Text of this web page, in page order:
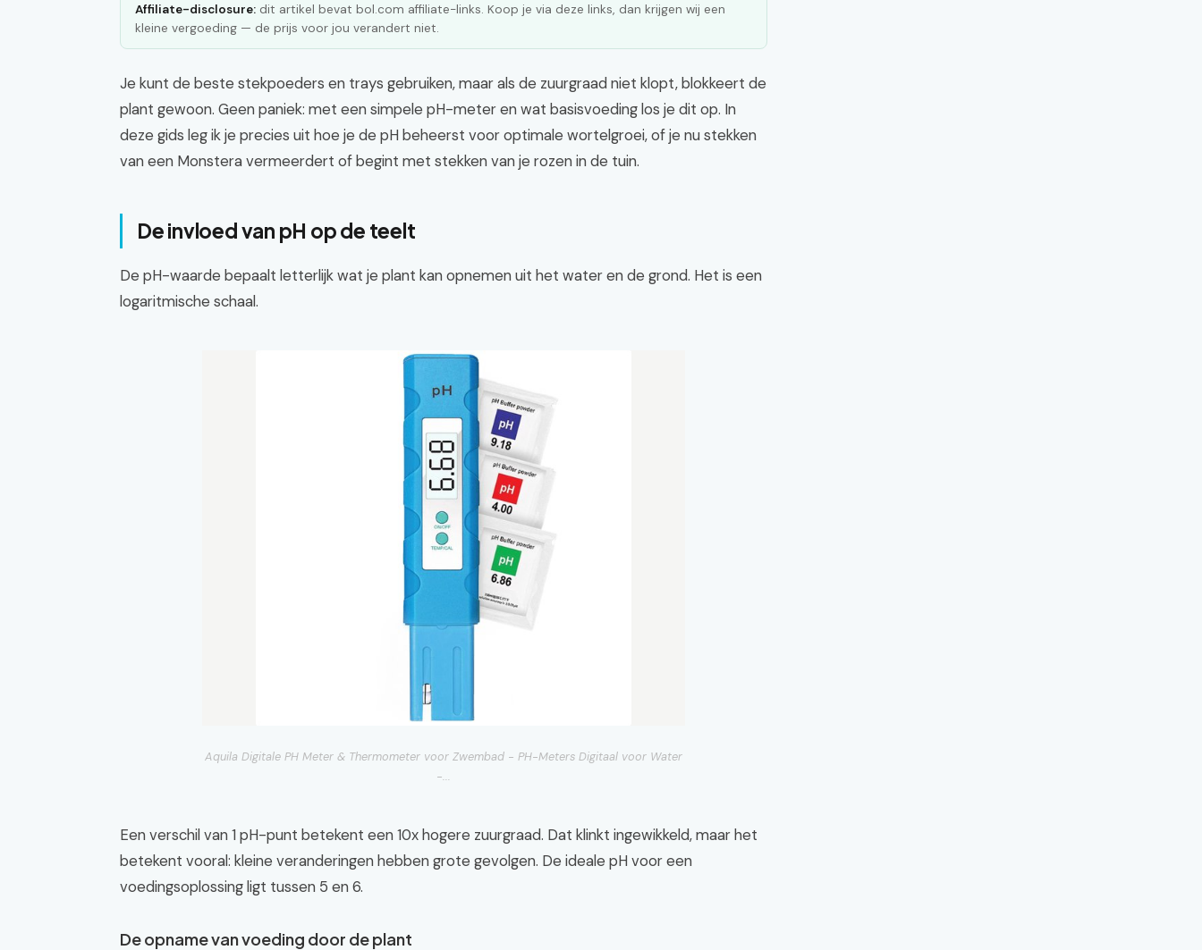
Affiliate-disclosure: dit artikel bevat bol.com affiliate-links. Koop je via deze links, dan krijgen wij een
kleine vergoeding — de prijs voor jou verandert niet.
Je kunt de beste stekpoeders en trays gebruiken, maar als de zuurgraad niet klopt, blokkeert de
plant gewoon. Geen paniek: met een simpele pH-meter en wat basisvoeding los je dit op. In
deze gids leg ik je precies uit hoe je de pH beheerst voor optimale wortelgroei, of je nu stekken
van een Monstera vermeerdert of begint met stekken van je rozen in de tuin.
De invloed van pH op de teelt
De pH-waarde bepaalt letterlijk wat je plant kan opnemen uit het water en de grond. Het is een
logaritmische schaal.
Aquila Digitale PH Meter & Thermometer voor Zwembad - PH-Meters Digitaal voor Water
-...
Een verschil van 1 pH-punt betekent een 10x hogere zuurgraad. Dat klinkt ingewikkeld, maar het
betekent vooral: kleine veranderingen hebben grote gevolgen. De ideale pH voor een
voedingsoplossing ligt tussen 5 en 6.
De opname van voeding door de plant